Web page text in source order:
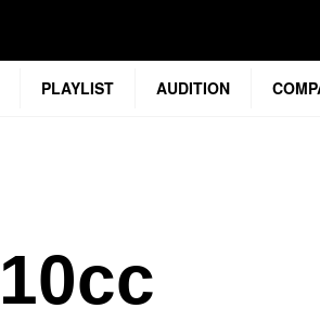
PLAYLIST AUDITION
10cc